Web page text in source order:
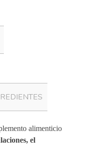
alimenticio
el